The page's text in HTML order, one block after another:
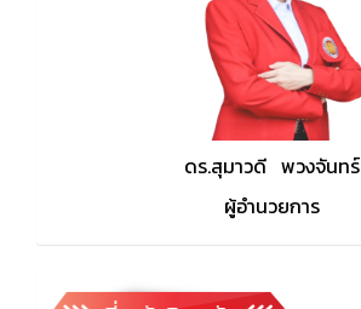
ดร.สุมาวดี พวงจันทร์
ผู้อำนวยการ